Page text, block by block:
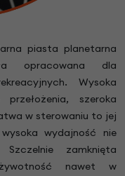
piasta planetarna
opracowana dla
Wysoka
szeroka
w sterowaniu to jej
wydajność nie
zamknięta
nawet w